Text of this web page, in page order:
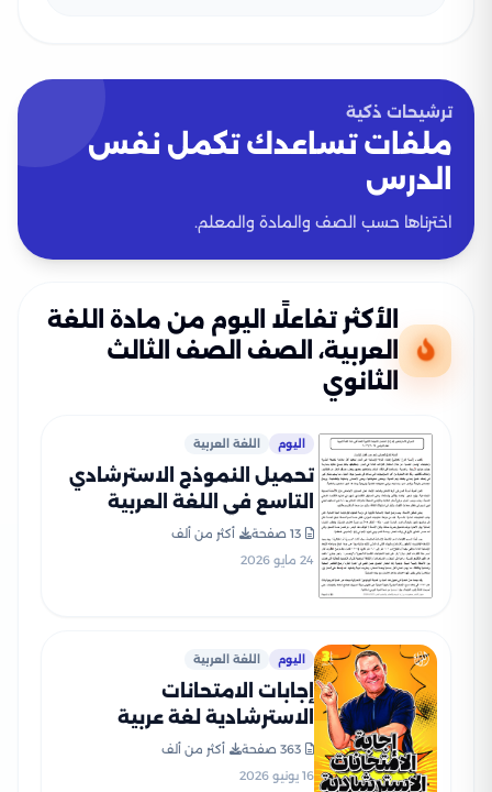
ترشيحات ذكية
ملفات تساعدك تكمل نفس
الدرس
اخترناها حسب الصف والمادة والمعلم.
الأكثر تفاعلًا اليوم من مادة اللغة
العربية، الصف الصف الثالث
الثانوي
اليوم اللغة العربية
تحميل النموذج الاسترشادي
التاسع في اللغة العربية
للصف الثالث الثانوي 2026
13 صفحة
أكثر من ألف
24 مايو 2026
اليوم اللغة العربية
إجابات الامتحانات
الاسترشادية لغة عربية
إعداد الأستاذ رضا الفاروق
363 صفحة
أكثر من ألف
16 يونيو 2026